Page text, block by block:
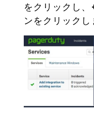
をクリックし、